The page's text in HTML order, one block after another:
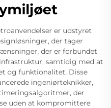
er udstyret
der tager
der er forbundet
samtidig med at
og funktionalitet. Disse
ingeniørteknikker,
der
uden at kompromittere